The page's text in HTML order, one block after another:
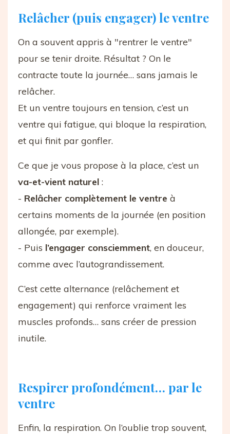
Relâcher (puis engager) le ventre
On a souvent appris à "rentrer le ventre"
pour se tenir droite. Résultat ? On le
contracte toute la journée… sans jamais le
relâcher.
Et un ventre toujours en tension, c’est un
ventre qui fatigue, qui bloque la respiration,
et qui finit par gonfler.
Ce que je vous propose à la place, c’est un
va-et-vient naturel :
- Relâcher complètement le ventre à
certains moments de la journée (en position
allongée, par exemple).
- Puis l’engager consciemment, en douceur,
comme avec l’autograndissement.
C’est cette alternance (relâchement et
engagement) qui renforce vraiment les
muscles profonds… sans créer de pression
inutile.
Respirer profondément… par le
ventre
Enfin, la respiration. On l’oublie trop souvent,